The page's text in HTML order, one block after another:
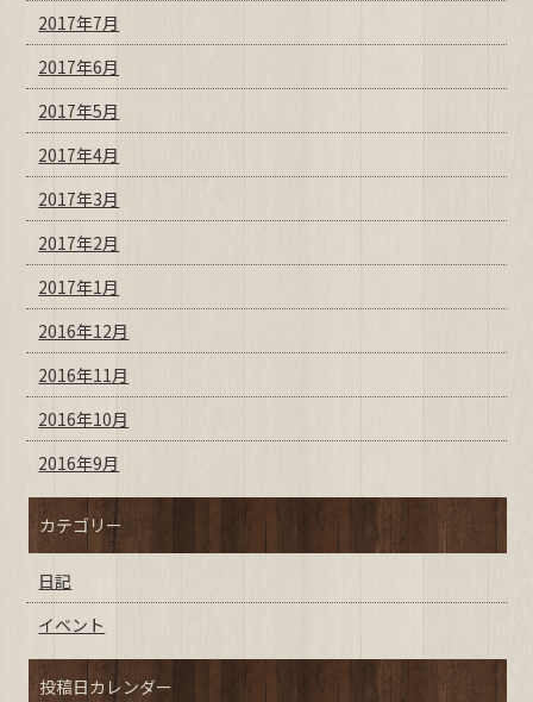
2017年7月
2017年6月
2017年5月
2017年4月
2017年3月
2017年2月
2017年1月
2016年12月
2016年11月
2016年10月
2016年9月
カテゴリー
日記
イベント
投稿日カレンダー